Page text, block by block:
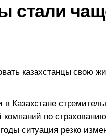
стали
казахстанцы свою
в Казахстане
компаний по
ситуация резко